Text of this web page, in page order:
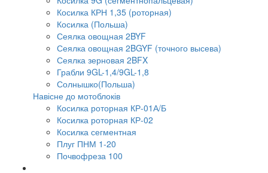
Косилка КРН 1,35 (роторная)
Косилка (Польша)
Сеялка овощная 2BYF
Сеялка овощная 2BGYF (точного высева)
Сеялка зерновая 2BFX
Грабли 9GL-1,4/9GL-1,8
Солнышко(Польша)
Навісне до мотоблоків
Косилка роторная КР-01А/Б
Косилка роторная КР-02
Косилка сегментная
Плуг ПНМ 1-20
Почвофреза 100